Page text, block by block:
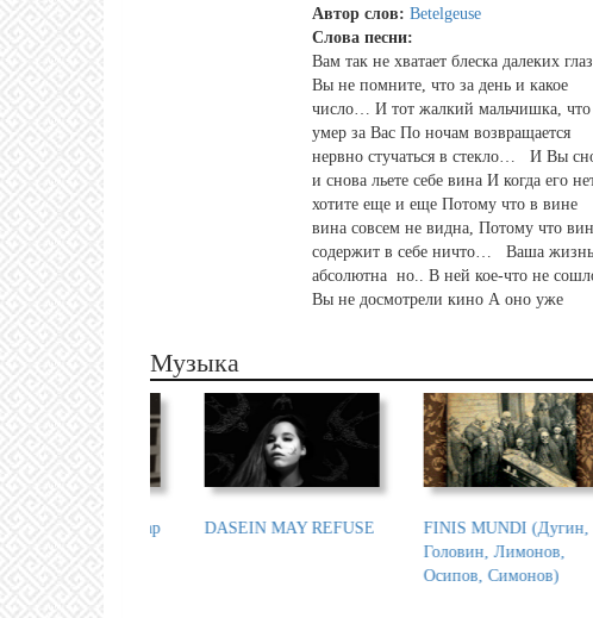
Автор слов: Betelgeuse
Слова песни:
Вам так не хватает блеска далеких глаз
Вы не помните, что за день и какое
число… И тот жалкий мальчишка, что
умер за Вас По ночам возвращается
нервно стучаться в стекло… И Вы снова
и снова льете себе вина И когда его нет,
хотите еще и еще Потому что в вине
вина совсем не видна, Потому что вино
содержит в себе ничто… Ваша жизнь
абсолютна но.. В ней кое-что не сошлось
Вы не досмотрели кино А оно уже
прикосновенье рук Вас больше не
трогает переплетенье ног Умирая
мужчины идут за полярный круг И с
вами только надменный пресыщенный
кот И Вы ждете в гости лишь смерть
Потому что конечна жизнь Потому что
из жизни треть Выпадает на долю зим
Вам так не хватает хотя бы немного ума
Но это фатально: искать его не найти Вы
очень красивы, но только теперь Вы одна
пути И Вы снова и снова смотрите за
окно Но оттуда приходят только капли
дождя И хотя рассветает, в душе Вашей
так темно Что в ней можно скрываться
от интриг ноября И Вы совершенно
чисты Только Ваши руки в крови Как
терзает осень листы Так Вы мстите своей
Музыка
(Дугин,
Лимонов,
Симонов)
RadioRA podcasts RadioRA podcasts (EN)